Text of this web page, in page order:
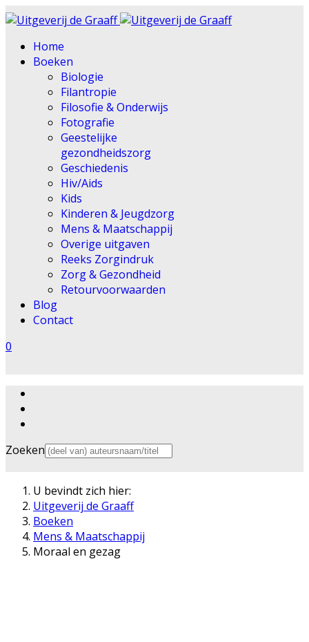
Home
Boeken
Biologie
Filantropie
Filosofie & Onderwijs
Fotografie
Geestelijke
gezondheidszorg
Geschiedenis
Hiv/Aids
Kids
Kinderen & Jeugdzorg
Mens & Maatschappij
Overige uitgaven
Reeks Zorgindruk
Zorg & Gezondheid
Retourvoorwaarden
Blog
Contact
0
Zoeken
U bevindt zich hier:
Uitgeverij de Graaff
Boeken
Mens & Maatschappij
Moraal en gezag